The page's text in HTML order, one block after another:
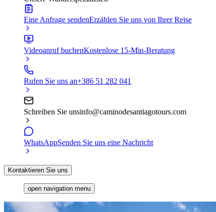
Eine Anfrage sendenErzählen Sie uns von Ihrer Reise
Videoanruf buchenKostenlose 15-Min-Beratung
Rufen Sie uns an+386 51 282 041
Schreiben Sie unsinfo@caminodesantiagotours.com
WhatsAppSenden Sie uns eine Nachricht
Kontaktieren Sie uns
open navigation menu